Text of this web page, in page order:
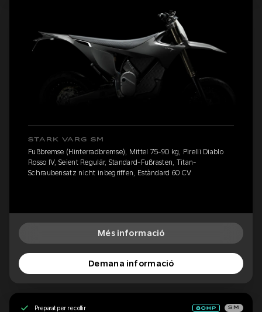
STARK VARG SM
Fußbremse (Hinterradbremse), Mittel 75-90 kg, Pirelli Diablo
Rosso IV, Seient Regulär, Standard-Fußrasten, Titan-
Schraubensatz nicht inbegriffen, Estàndard 60 CV
Més informació
Demana informació
Preparat per recollir SM